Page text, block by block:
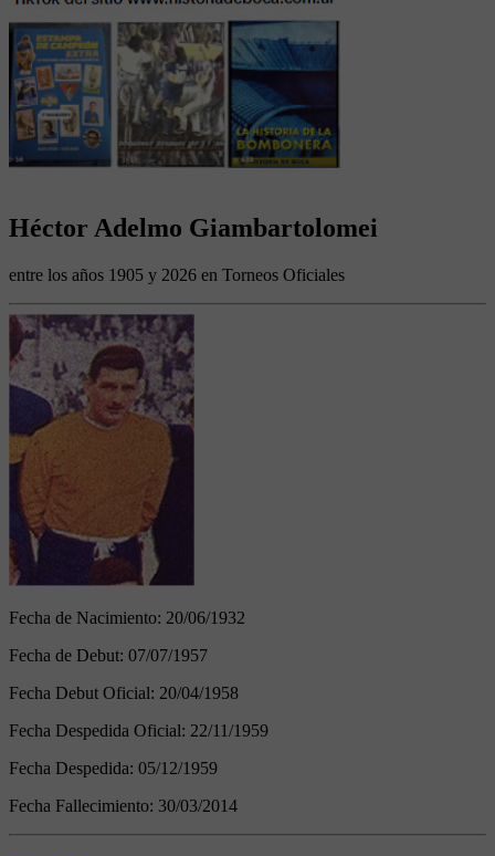
Héctor Adelmo Giambartolomei
entre los años 1905 y 2026 en Torneos Oficiales
Fecha de Nacimiento: 20/06/1932
Fecha de Debut: 07/07/1957
Fecha Debut Oficial: 20/04/1958
Fecha Despedida Oficial: 22/11/1959
Fecha Despedida: 05/12/1959
Fecha Fallecimiento: 30/03/2014